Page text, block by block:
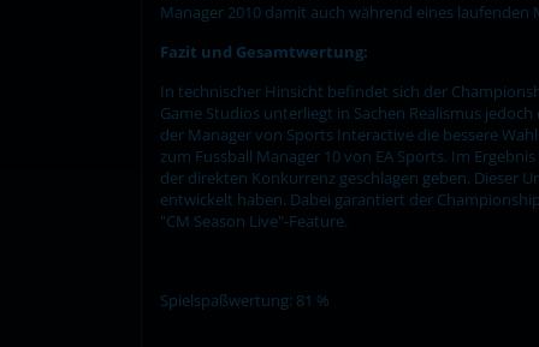
Manager 2010 damit auch während eines
Fazit und Gesamtwertung:
In technischer Hinsicht befindet sich der
Game Studios unterliegt in Sachen Realismus
der Manager von Sports Interactive die bessere
zum Fussball Manager 10 von EA Sports. Im
der direkten Konkurrenz geschlagen geben. Dieser
entwickelt haben. Dabei garantiert der
"CM Season Live"-Feature.
Spielspaßwertung: 81 %